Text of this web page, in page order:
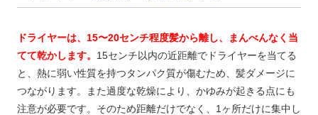
ドライヤーは、15〜20センチ程度髪から離し、まんべんなく当
てて乾かします。 15センチ以内の近距離でドライヤーを当てる
と、熱に弱い性質を持つタンパク質が傷むため、髪ダメージに
つながります。また過度な乾燥により、かゆみが起きる点にも
注意が必要です。そのため距離だけでなく、1ヶ所だけに集中し